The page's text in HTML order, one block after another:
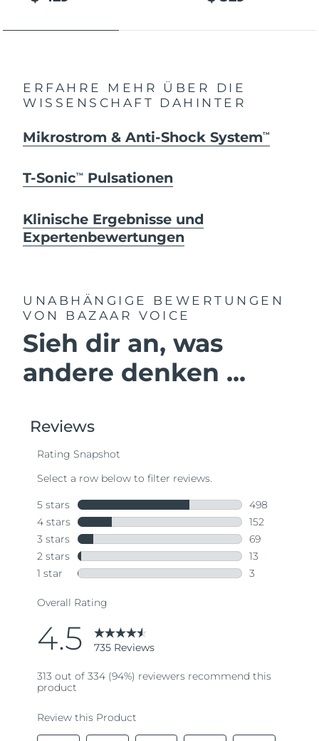
ERFAHRE MEHR ÜBER DIE
WISSENSCHAFT DAHINTER
Mikrostrom & Anti-Shock SystemTM
T-SonicTM Pulsationen
Klinische Ergebnisse und
Expertenbewertungen
UNABHÄNGIGE BEWERTUNGEN
VON BAZAAR VOICE
Sieh dir an, was
andere denken ...